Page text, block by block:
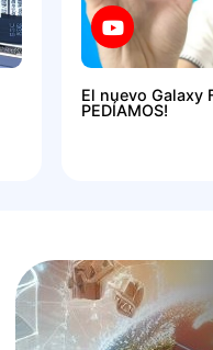
El nuevo Galaxy
PEDÍAMOS!